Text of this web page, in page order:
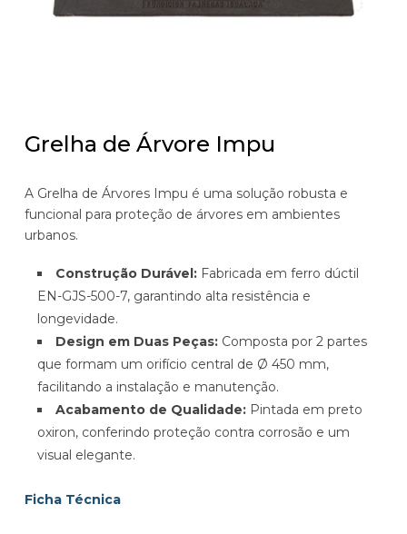
Grelha de Árvore Impu
A Grelha de Árvores Impu é uma solução robusta e
funcional para proteção de árvores em ambientes
urbanos.
Construção Durável:Fabricada em ferro dúctil
EN-GJS-500-7, garantindo alta resistência e
longevidade.
Design em Duas Peças:Composta por 2 partes
que formam um orifício central de Ø 450 mm,
facilitando a instalação e manutenção.
Acabamento de Qualidade:Pintada em preto
oxiron, conferindo proteção contra corrosão e um
visual elegante.
Ficha Técnica